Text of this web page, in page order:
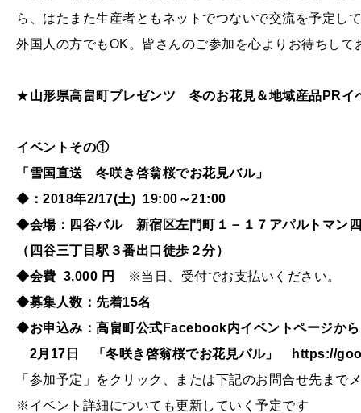
ら、はたまた生産者ともネットでつないで交流を予定し
外国人の方でもOK。皆さんのご参加を心よりお待ちして
★山形県高畠町プレゼンツ 冬のお花見＆地域産品PR
イベントその①
「雪国直送 冬咲き啓翁桜でお花見バル」
◆：2018年2/17(土) 19:00～21:00
◆会場：四谷バル 新宿区左門町１－１７アパルトマン
（四谷三丁目駅３番出口徒歩２分）
◆会費 3,000 円
※当日、受付でお支払いください。
◆募集人数：先着15名
◆お申込み：高畠町公式Facebook内イベントページから
2月17日 「冬咲き啓翁桜でお花見バル」 https://
「参加予定」をクリック、または下記のお問合せ先まで
※イベント詳細についても更新していく予定です